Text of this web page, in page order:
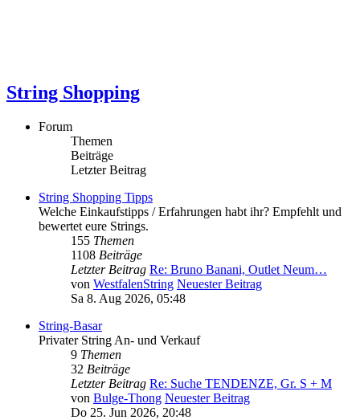
String Shopping
Forum
Themen
Beiträge
Letzter Beitrag
String Shopping Tipps
Welche Einkaufstipps / Erfahrungen habt ihr? Empfehlt und
bewertet eure Strings.
155 Themen
1108 Beiträge
Letzter Beitrag Re: Bruno Banani, Outlet Neum…
von WestfalenString Neuester Beitrag
Sa 8. Aug 2026, 05:48
String-Basar
Privater String An- und Verkauf
9 Themen
32 Beiträge
Letzter Beitrag Re: Suche TENDENZE, Gr. S + M
von Bulge-Thong Neuester Beitrag
Do 25. Jun 2026, 20:48